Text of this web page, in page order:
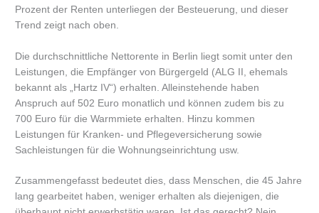
Prozent der Renten unterliegen der Besteuerung, und dieser
Trend zeigt nach oben.
Die durchschnittliche Nettorente in Berlin liegt somit unter den
Leistungen, die Empfänger von Bürgergeld (ALG II, ehemals
bekannt als „Hartz IV“) erhalten. Alleinstehende haben
Anspruch auf 502 Euro monatlich und können zudem bis zu
700 Euro für die Warmmiete erhalten. Hinzu kommen
Leistungen für Kranken- und Pflegeversicherung sowie
Sachleistungen für die Wohnungseinrichtung usw.
Zusammengefasst bedeutet dies, dass Menschen, die 45 Jahre
lang gearbeitet haben, weniger erhalten als diejenigen, die